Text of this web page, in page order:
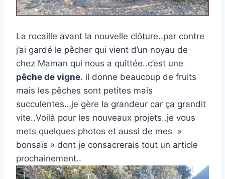
La rocaille avant la nouvelle clôture..par contre
j’ai gardé le pêcher qui vient d’un noyau de
chez Maman qui nous a quittée..c’est une
pêche de vigne. il donne beaucoup de fruits
mais les pêches sont petites mais
succulentes…je gère la grandeur car ça grandit
vite..Voilà pour les nouveaux projets..je vous
mets quelques photos et aussi de mes »
bonsaïs » dont je consacrerais tout un article
prochainement..